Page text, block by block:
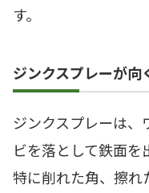
す。
ジンクスプレーが向
ジンクスプレーは、
ビを落として鉄面を
特に削れた角、擦れ